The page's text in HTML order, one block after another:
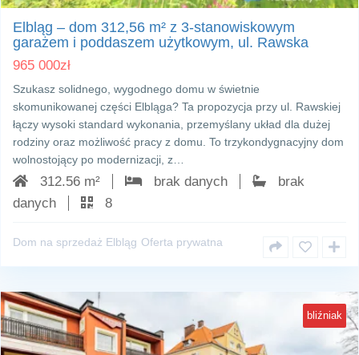
Elbląg – dom 312,56 m² z 3-stanowiskowym
garażem i poddaszem użytkowym, ul. Rawska
965 000zł
Szukasz solidnego, wygodnego domu w świetnie
skomunikowanej części Elbląga? Ta propozycja przy ul. Rawskiej
łączy wysoki standard wykonania, przemyślany układ dla dużej
rodziny oraz możliwość pracy z domu. To trzykondygnacyjny dom
wolnostojący po modernizacji, z…
312.56 m² brak danych
brak
danych
8
Dom na sprzedaż Elbląg Oferta prywatna
bliźniak